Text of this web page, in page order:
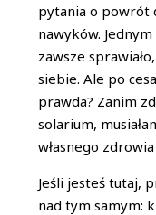
pytania o powrót
nawyków.
zawsze
siebie. Ale po
prawda? Zanim
solarium,
własnego
Jeśli jesteś tutaj,
nad tym samym: